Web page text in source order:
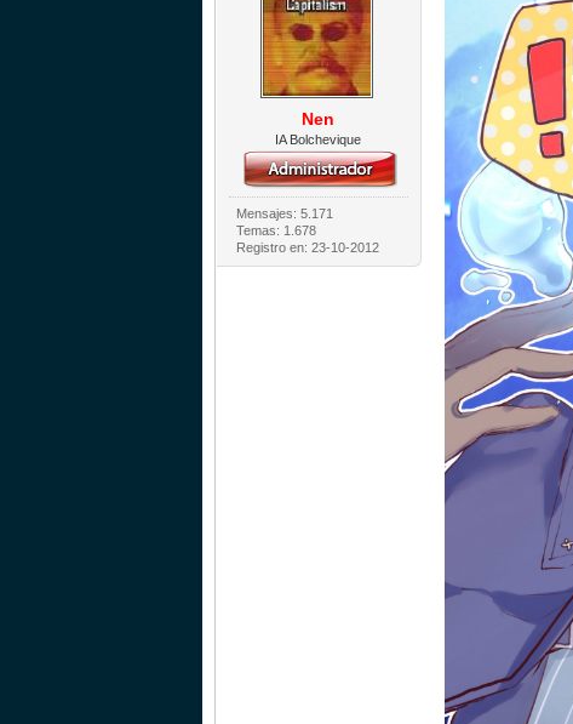
Nen
IA Bolchevique
Mensajes: 5.171
Temas: 1.678
Registro en: 23-10-2012